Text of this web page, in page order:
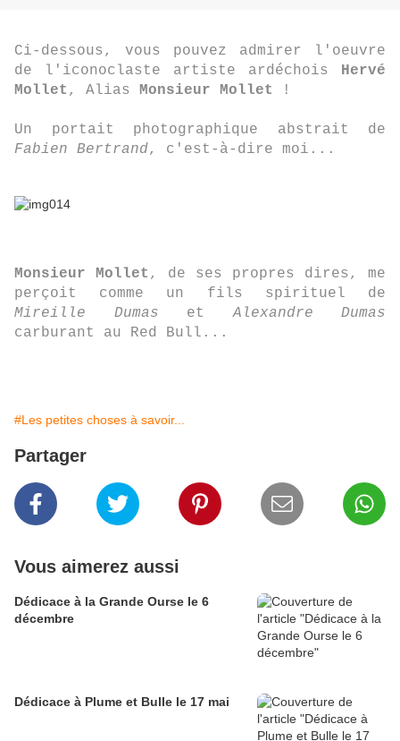
Ci-dessous, vous pouvez admirer l'oeuvre
de l'iconoclaste artiste ardéchois Hervé
Mollet , Alias Monsieur Mollet !
Un portait photographique abstrait de
Fabien Bertrand, c'est-à-dire moi...
Monsieur Mollet , de ses propres dires, me
perçoit comme un fils spirituel de
Mireille Dumas etAlexandre Dumas
carburant au Red Bull...
#Les petites choses à savoir...
Partager
Vous aimerez aussi
Dédicace à la Grande Ourse le 6
décembre
Dédicace à Plume et Bulle le 17 mai